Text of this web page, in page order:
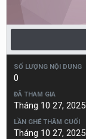
SỐ LƯỢNG NỘI DUNG
0
ĐÃ THAM GIA
Tháng 10 27, 2025
LẦN GHÉ THĂM CUỐI
Tháng 10 27, 2025